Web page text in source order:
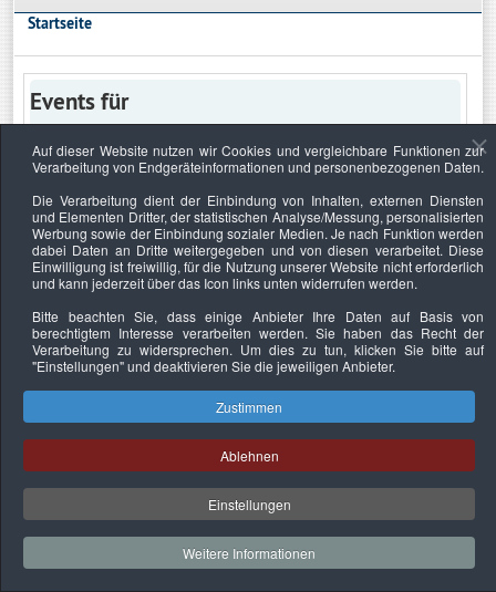
Startseite
Events für
Keine Termine
Datenschutzerklärung Urheberrechtsnachweise Nachhaltigkeit
Copyright © 2026. Bundesverband Deutscher
Sachverständiger und Fachgutachter e.V..
Auf dieser Website nutzen wir Cookies und vergleichbare Funktionen zur
Verarbeitung von Endgeräteinformationen und personenbezogenen Daten.
Die Verarbeitung dient der Einbindung von Inhalten, externen Diensten
und Elementen Dritter, der statistischen Analyse/Messung, personalisierten
Werbung sowie der Einbindung sozialer Medien. Je nach Funktion werden
dabei Daten an Dritte weitergegeben und von diesen verarbeitet. Diese
Einwilligung ist freiwillig, für die Nutzung unserer Website nicht erforderlich
und kann jederzeit über das Icon links unten widerrufen werden.
Bitte beachten Sie, dass einige Anbieter Ihre Daten auf Basis von
berechtigtem Interesse verarbeiten werden. Sie haben das Recht der
Verarbeitung zu widersprechen. Um dies zu tun, klicken Sie bitte auf
"Einstellungen"und deaktivieren Sie die jeweiligen Anbieter.
Zustimmen
Ablehnen
Einstellungen
Weitere Informationen